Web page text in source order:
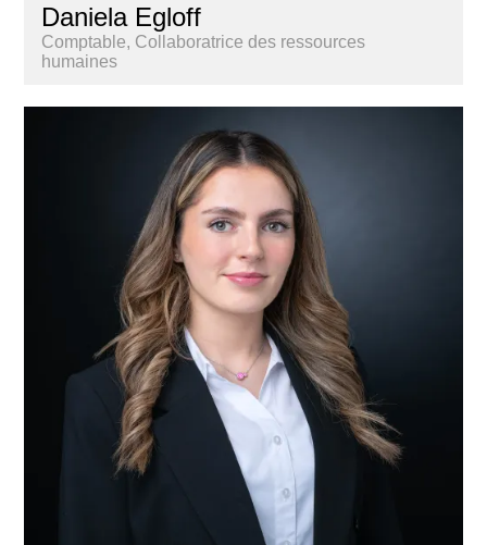
Daniela Egloff
Comptable, Collaboratrice des ressources
humaines